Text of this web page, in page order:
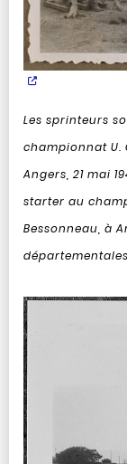
Les sprinteurs
championnat U.
Angers, 21 mai
starter au
Bessonneau, à